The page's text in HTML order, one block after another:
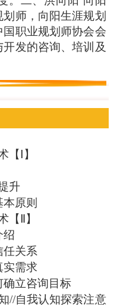
师，向阳生涯规划
职业规划师协会会
发的咨询、培训及
Ⅰ】
升
原则
【Ⅱ】
绍
任关系
实需求
确立咨询目标
//自我认知探索注意